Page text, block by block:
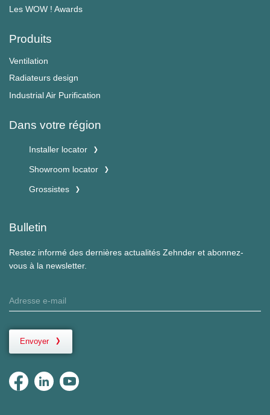
Les WOW ! Awards
Produits
Ventilation
Radiateurs design
Industrial Air Purification
Dans votre région
Installer locator
Showroom locator
Grossistes
Bulletin
Restez informé des dernières actualités Zehnder et abonnez-
vous à la newsletter.
Envoyer